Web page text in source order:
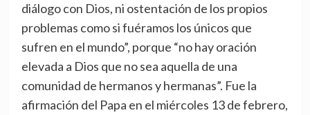
diálogo con Dios, ni ostentación de los propios
problemas como si fuéramos los únicos que
sufren en el mundo”, porque “no hay oración
elevada a Dios que no sea aquella de una
comunidad de hermanos y hermanas”. Fue la
afirmación del Papa en el miércoles 13 de febrero,